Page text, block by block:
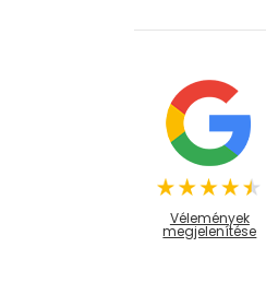
Vélemények
megjelenítése